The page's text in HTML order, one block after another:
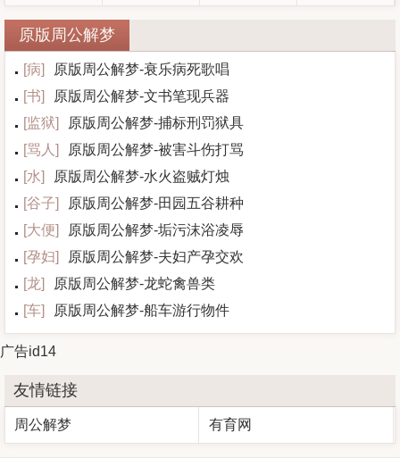
原版周公解梦
[病]
原版周公解梦-衰乐病死歌唱
[书]
原版周公解梦-文书笔现兵器
[监狱]
原版周公解梦-捕标刑罚狱具
[骂人 ]
原版周公解梦-被害斗伤打骂
[水]
原版周公解梦-水火盗贼灯烛
[谷子]
原版周公解梦-田园五谷耕种
[大便]
原版周公解梦-垢污沫浴凌辱
[孕妇]
原版周公解梦-夫妇产孕交欢
[龙]
原版周公解梦-龙蛇禽兽类
[车] 原版周公解梦-船车游行物件
广告id14
友情链接
周公解梦 有育网